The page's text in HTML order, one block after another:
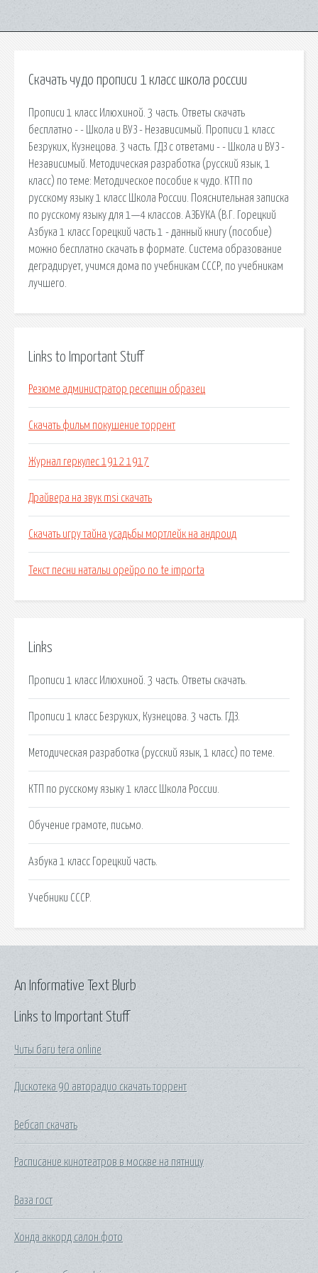
Скачать чудо прописи 1 класс школа россии
Прописи 1 класс Илюхиной. 3 часть. Ответы скачать
бесплатно - - Школа и ВУЗ - Независимый. Прописи 1 класс
Безруких, Кузнецова. 3 часть. ГДЗ с ответами - - Школа и ВУЗ -
Независимый. Методическая разработка (русский язык, 1
класс) по теме: Методическое пособие к чудо. КТП по
русскому языку 1 класс Школа России. Пояснительная записка
по русскому языку для 1—4 классов. АЗБУКА (В.Г. Горецкий
Азбука 1 класс Горецкий часть 1 - данный книгу (пособие)
можно бесплатно скачать в формате. Система образование
деградирует, учимся дома по учебникам СССР, по учебникам
лучшего.
Links to Important Stuff
Резюме администратор ресепшн образец
Скачать фильм покушение торрент
Журнал геркулес 1912 1917
Драйвера на звук msi скачать
Скачать игру тайна усадьбы мортлейк на андроид
Текст песни натальи орейро no te importa
Links
Прописи 1 класс Илюхиной. 3 часть. Ответы скачать.
Прописи 1 класс Безруких, Кузнецова. 3 часть. ГДЗ.
Методическая разработка (русский язык, 1 класс) по теме.
КТП по русскому языку 1 класс Школа России.
Обучение грамоте, письмо.
Азбука 1 класс Горецкий часть.
Учебники СССР.
Links to Important Stuff
Читы баги tera online
Дискотека 90 авторадио скачать торрент
Вебсап скачать
Расписание кинотеатров в москве на пятницу
Ваза гост
Хонда аккорд салон фото
An Informative Text Blurb